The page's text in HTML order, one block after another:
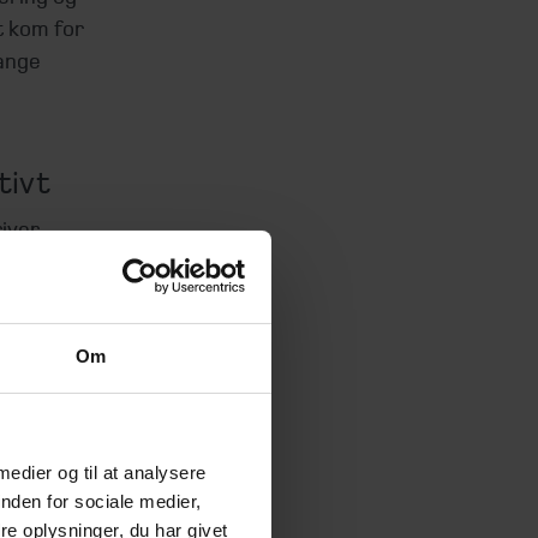
Om
og til at analysere
for sociale medier,
oplysninger, du har givet
kom for
at